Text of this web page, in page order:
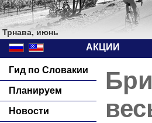
Трнава, июнь
АКЦИИ
Гид по Словакии
Планируем
Новости